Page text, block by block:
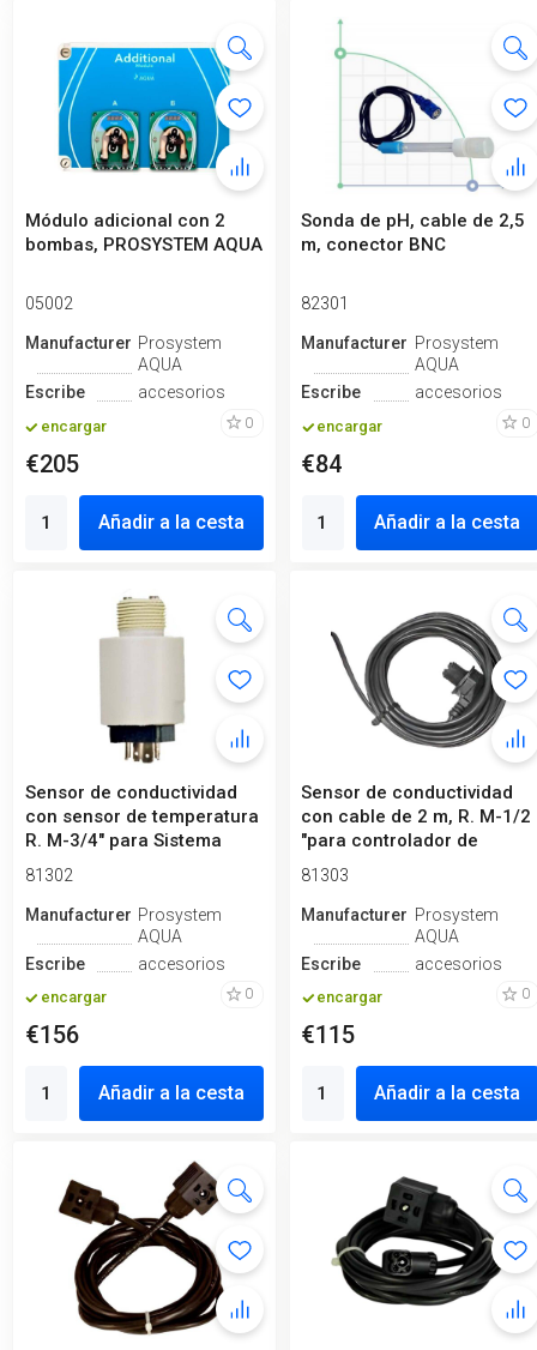
Módulo adicional con 2
bombas, PROSYSTEM AQUA
05002
ManufactureroProsystem
AQUA
Escribe
accesorios
encargar 0
€205
Añadir a la cesta
Sonda de pH, cable de 2,5
m, conector BNC
82301
ManufactureroProsystem
AQUA
Escribe
accesorios
encargar 0
€84
Añadir a la cesta
Sensor de conductividad
con sensor de temperatura
R. M-3/4" para Sistema
Hidr...
81302
ManufactureroProsystem
AQUA
Escribe
accesorios
encargar 0
€156
Añadir a la cesta
Sensor de conductividad
con cable de 2 m, R. M-1/2
"para controlador de
pH&EC...
81303
ManufactureroProsystem
AQUA
Escribe
accesorios
encargar 0
€115
Añadir a la cesta